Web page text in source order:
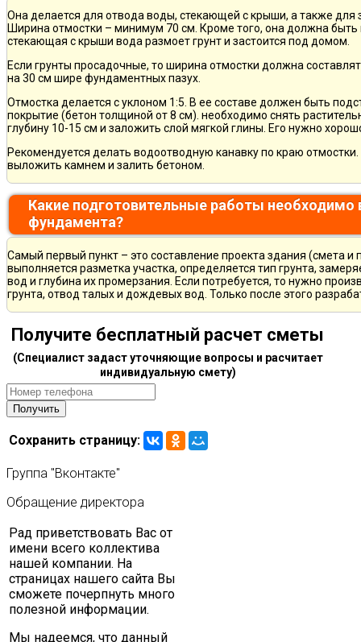
Она делается для отвода воды, стекающей с крыши, а также для
Ширина отмостки – минимум 70 см. Кроме того, она должна быть
стекающая с крыши вода размоет грунт и застоится под домом.
Если грунты просадочные, то ширина отмостки должна
на 30 см шире фундаментных пазух.
Отмостка делается с уклоном 1:5. В ее составе должен быть
покрытие (бетон толщиной от 8 см). необходимо снять
глубину 10-15 см и заложить слой мягкой глины. Его нужно
Рекомендуется делать водоотводную канавку по краю
выложить камнем и залить бетоном.
Какие подготовительные работы необходимо
фундамента?
Самый первый пункт – это составление проекта здания (смета
выполняется разметка участка, определяется тип грунта,
вод и глубина их промерзания. Если потребуется, то нужно
грунта, отвод талых и дождевых вод. Только после этого
Получите бесплатный расчет сметы
(Специалист задаст уточняющие вопросы и расчитает
индивидуальную смету)
Сохранить страницу:
Группа "Вконтакте"
Обращение директора
Рад приветствовать Вас от
имени всего коллектива
нашей компании. На
страницах нашего сайта Вы
сможете почерпнуть много
полезной информации.
Мы надеемся, что данный